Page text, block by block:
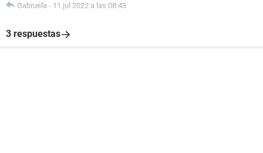
Gabruela - 11 jul 2022 a las 08:43
3 respuestas